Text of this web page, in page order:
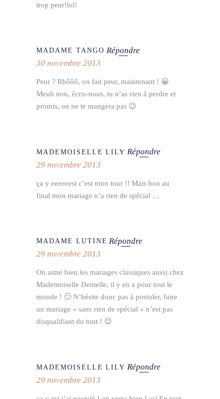
trop peur!lol!
MADAME TANGO Répondre
30 novembre 2013
Peur ? Rhôôô, on fait peur, maintenant ! 😀
Meuh non, écris-nous, tu n’as rien à perdre et
promis, on ne te mangera pas 😉
MADEMOISELLE LILY Répondre
29 novembre 2013
ça y eeeeeest c’est mon tour !! Mais bon au
final mon mariage n’a rien de spécial …
MADAME LUTINE Répondre
29 novembre 2013
On aime bien les mariages classiques aussi chez
Mademoiselle Dentelle, il y en a pour tout le
monde ! 🙂 N’hésite donc pas à postuler, faire
un mariage « sans rien de spécial » n’est pas
disqualifiant du tout ! 😉
MADEMOISELLE LILY Répondre
29 novembre 2013